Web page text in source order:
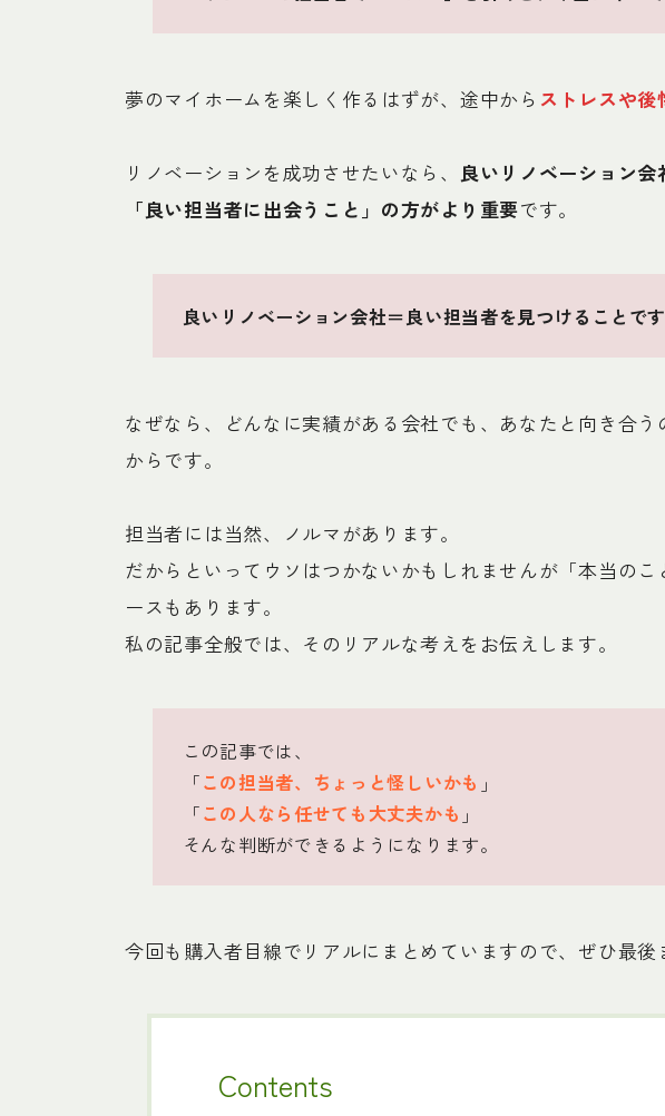
夢のマイホームを楽しく作るはずが、途中から ストレスや後
リノベーションを成功させたいなら、 良いリノベーション会
「良い担当者に出会うこと」の方がより重要です。
良いリノベーション会社＝良い担当者を見つけることです
なぜなら、どんなに実績がある会社でも、あなたと向き合
からです。
担当者には当然、ノルマがあります。
だからといってウソはつかないかもしれませんが「本当の
ースもあります。
私の記事全般では、そのリアルな考えをお伝えします。
この記事では、
「この担当者、ちょっと怪しいかも 」
「この人なら任せても大丈夫かも 」
そんな判断ができるようになります。
今回も購入者目線でリアルにまとめていますので、ぜひ最後
Contents